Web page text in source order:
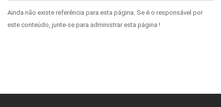
Ainda não existe referência para esta página. Se é o responsável por
este conteúdo, junte-se para administrar esta página !